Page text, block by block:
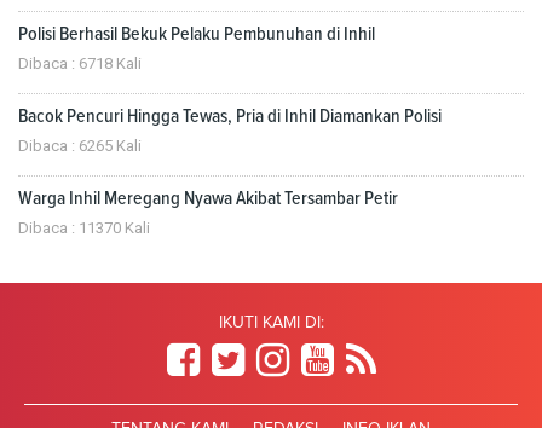
Polisi Berhasil Bekuk Pelaku Pembunuhan di Inhil
Dibaca : 6718 Kali
Bacok Pencuri Hingga Tewas, Pria di Inhil Diamankan Polisi
Dibaca : 6265 Kali
Warga Inhil Meregang Nyawa Akibat Tersambar Petir
Dibaca : 11370 Kali
IKUTI KAMI DI: